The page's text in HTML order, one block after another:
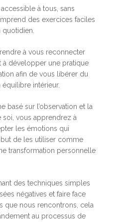
à tous, sans
des exercices faciles
à vous reconnecter
à développer une pratique
afin de vous libérer du
intérieur.
basé sur l’observation et la
soi, vous apprendrez à
les émotions qui
de les utiliser comme
transformation personnelle
des techniques simples
négatives et faire face
que nous rencontrons, cela
au processus de